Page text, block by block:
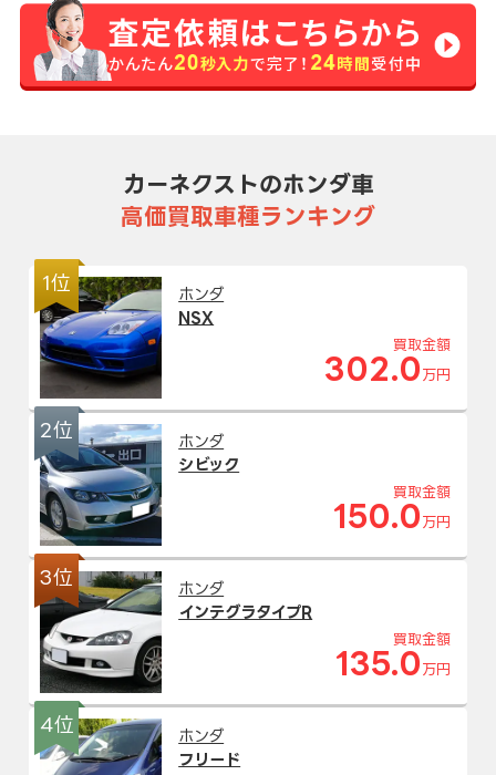
カーネクストのホンダ車
高価買取車種ランキング
1位
ホンダ
NSX
買取金額
302.0 万円
2位
ホンダ
シビック
買取金額
150.0 万円
3位
ホンダ
インテグラタイプR
買取金額
135.0 万円
4位
ホンダ
フリード